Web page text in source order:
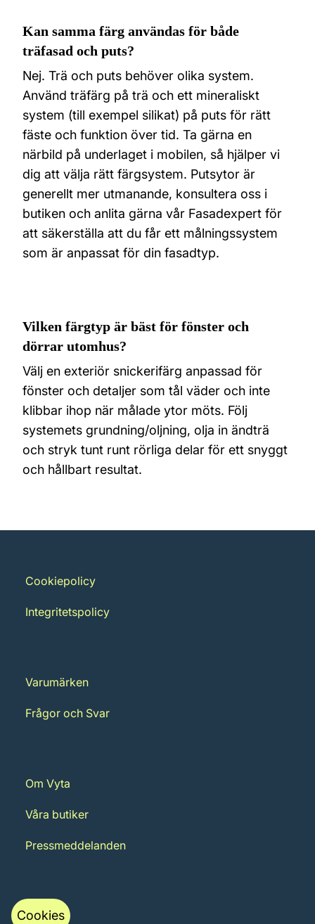
Kan samma färg användas för både
träfasad och puts?
Nej. Trä och puts behöver olika system.
Använd träfärg på trä och ett mineraliskt
system (till exempel silikat) på puts för rätt
fäste och funktion över tid. Ta gärna en
närbild på underlaget i mobilen, så hjälper vi
dig att välja rätt färgsystem. Putsytor är
generellt mer utmanande, konsultera oss i
butiken och anlita gärna vår Fasadexpert för
att säkerställa att du får ett målningssystem
som är anpassat för din fasadtyp.
Vilken färgtyp är bäst för fönster och
dörrar utomhus?
Välj en exteriör snickerifärg anpassad för
fönster och detaljer som tål väder och inte
klibbar ihop när målade ytor möts. Följ
systemets grundning/oljning, olja in ändträ
och stryk tunt runt rörliga delar för ett snyggt
och hållbart resultat.
Cookiepolicy
Integritetspolicy
Varumärken
Frågor och Svar
Om Vyta
Våra butiker
Pressmeddelanden
Cookies